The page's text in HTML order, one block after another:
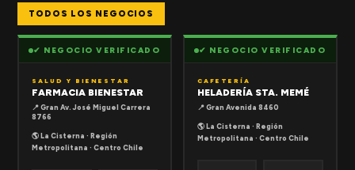
TODOS LOS NEGOCIOS
✔ NEGOCIO VERIFICADO
SALUD Y BIENESTAR
FARMACIA BIENESTAR
📍 Gran Av. José Miguel Carrera
8766
🌎 La Cisterna · Región
Metropolitana · Centro Chile
✔ NEGOCIO VERIFICADO
CAFETERÍA
HELADERÍA STA. MEMÉ
📍 Gran Avenida 8460
🌎 La Cisterna · Región
Metropolitana · Centro Chile